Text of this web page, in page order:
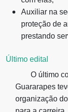
Auxiliar na
proteção de
prestando
Último edital
O último
Guararapes
organização